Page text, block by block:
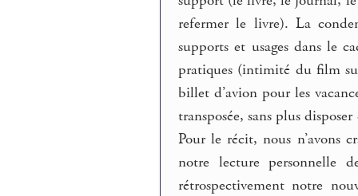
refermer le livre). La
supports et usages dans le
pratiques (intimité du film
billet d’avion pour les
transposée, sans plus
Pour le récit, nous n’avons
notre lecture personnelle
rétrospectivement notre